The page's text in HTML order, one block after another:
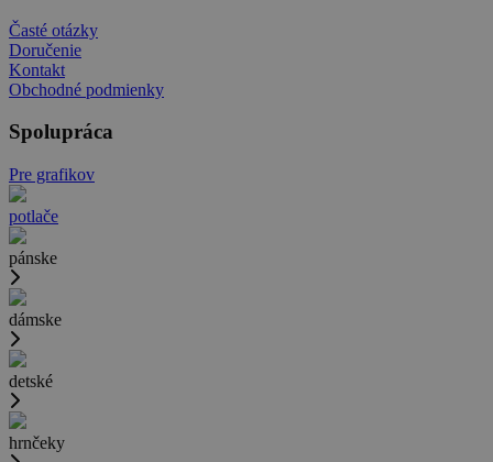
Časté otázky
Doručenie
Kontakt
Obchodné podmienky
Spolupráca
Pre grafikov
potlače
pánske
dámske
detské
hrnčeky